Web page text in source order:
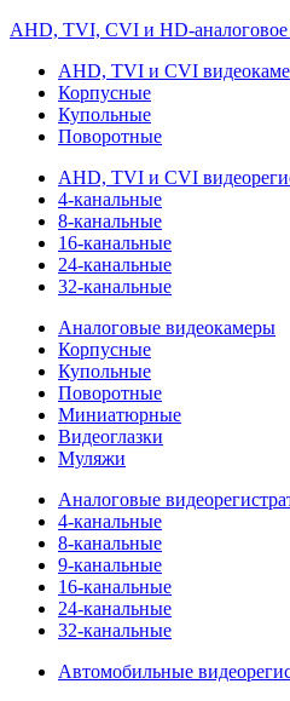
AHD, TVI, CVI и HD-
AHD, TVI и CVI
Корпусные
Купольные
Поворотные
AHD, TVI и CVI
4-канальные
8-канальные
16-канальные
24-канальные
32-канальные
Аналоговые видеокамеры
Корпусные
Купольные
Поворотные
Миниатюрные
Видеоглазки
Муляжи
Аналоговые
4-канальные
8-канальные
9-канальные
16-канальные
24-канальные
32-канальные
Автомобильные